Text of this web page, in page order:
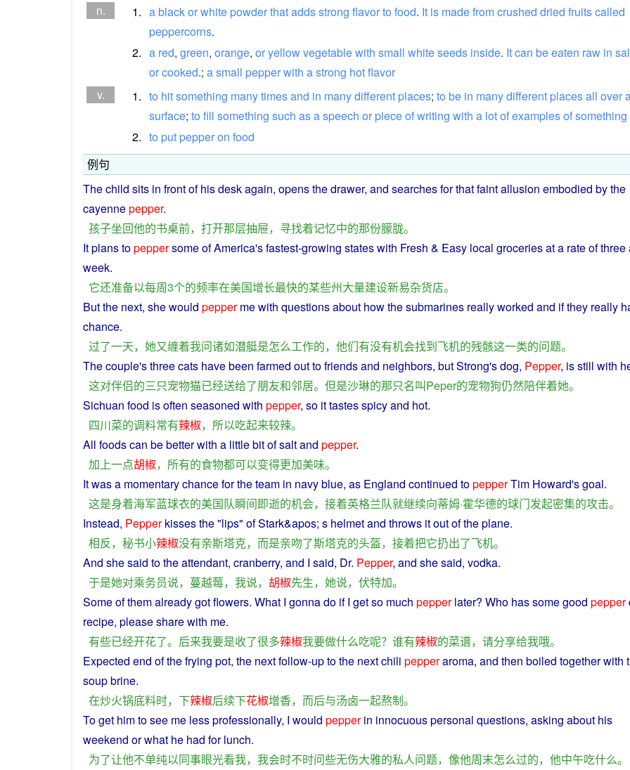
n.
1. ablackorwhite powderthataddsstrong flavorto food. It is madefromcrushed dried fruitscalled
peppercorns.
2. a red, green, orange, oryellowvegetablewith small whiteseeds inside. Itcan beeaten raw in
orcooked.; asmall pepperwith astrong hotflavor
v.
1. to hitsomething manytimesand in manydifferent places; to be in manydifferent placesall over
surface; to fill something such asaspeech or pieceofwriting with a lotofexamplesofsomething
2. to put pepperon food
例句
Thechild sits in frontofhisdeskagain, opensthedrawer, and searchesforthatfaintallusion embodied by the
cayennepepper.
孩子坐回他的书桌前， 打开那层抽屉， 寻找着记忆中的那份朦胧。
ItplanstopeppersomeofAmerica'sfastest-growing stateswith Fresh & Easy local groceriesata rate of three
week.
它还准备以每周3个的频率在美国增长最快的某些州大量建设新易杂货店。
But the next, shewould pepper mewith questionsabout howthesubmarines reallyworked and ifthey really
chance.
过了一天， 她又缠着我问诸如潜艇是怎么工作的， 他们有没有机会找到飞机的残骸这一类的问题。
Thecouple'sthreecats havebeen farmed outtofriendsand neighbors, butStrong'sdog, Pepper, isstill with
这对伴侣的三只宠物猫已经送给了朋友和邻居。 但是沙琳的那只名叫Peper的宠物狗仍然陪伴着她。
Sichuan food isoften seasoned with pepper, so ittastesspicyand hot.
四川菜的调料常有辣椒， 所以吃起来较辣。
All foodscan bebetterwith a little bitofsaltand pepper.
加上一点胡椒， 所有的食物都可以变得更加美味。
Itwasa momentarychancefor theteam in navyblue, as England continued topepperTim Howard'sgoal.
这是身着海军蓝球衣的美国队瞬间即逝的机会， 接着英格兰队就继续向蒂姆·霍华德的球门发起密集的攻击。
Instead, Pepper kissesthe "lips" ofStark&apos; s helmetand throws itoutof theplane.
相反， 秘书小辣椒没有亲斯塔克， 而是亲吻了斯塔克的头盔， 接着把它扔出了飞机。
And shesaid totheattendant, cranberry, and I said, Dr. Pepper, and shesaid, vodka.
于是她对乘务员说， 蔓越莓， 我说， 胡椒先生， 她说， 伏特加。
Some of them alreadygotflowers. What I gonnado if I getso much pepper later? Who hassomegood pepper
recipe, pleasesharewith me.
有些已经开花了。 后来我要是收了很多辣椒我要做什么吃呢？ 谁有辣椒的菜谱， 请分享给我哦。
Expected end of thefrying pot, the nextfollow-up to the nextchili pepperaroma, and then boiled togetherwith
soupbrine.
在炒火锅底料时， 下辣椒后续下花椒增香， 而后与汤卤一起熬制。
To get himtosee me lessprofessionally, I would pepperin innocuouspersonal questions, asking about his
weekend orwhat he had forlunch.
为了让他不单纯以同事眼光看我， 我会时不时问些无伤大雅的私人问题， 像他周末怎么过的， 他中午吃什么。